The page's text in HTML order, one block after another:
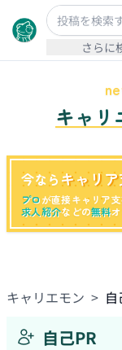
さらに
キャリ
今なら キャリ
プロが直接キャリア
求人紹介などの無料
キャリエモン > 自
自己PR